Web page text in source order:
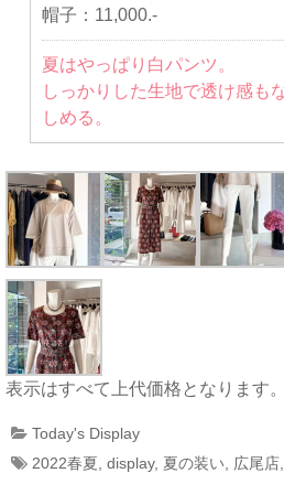
帽子： 11,000.-
夏はやっぱり白パンツ。
しっかりした生地で透け感も
しめる。
表示はすべて上代価格となります。
Today's Display
2022春夏 display, 夏の装い 広尾店